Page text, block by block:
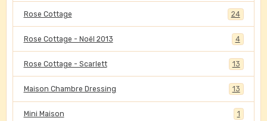
Rose Cottage 24
Rose Cottage - Noël 2013 4
Rose Cottage - Scarlett 13
Maison Chambre Dressing 13
Mini Maison 1